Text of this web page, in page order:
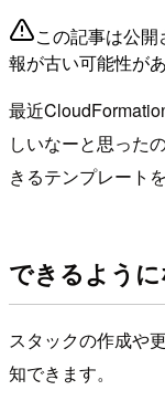
この記事は公
報が古い可能性が
最近
しいなーと思った
きるテンプレート
できるよう
スタックの作成や
知できます。